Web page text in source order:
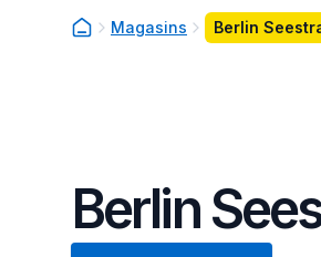
Magasins Berlin
Berlin